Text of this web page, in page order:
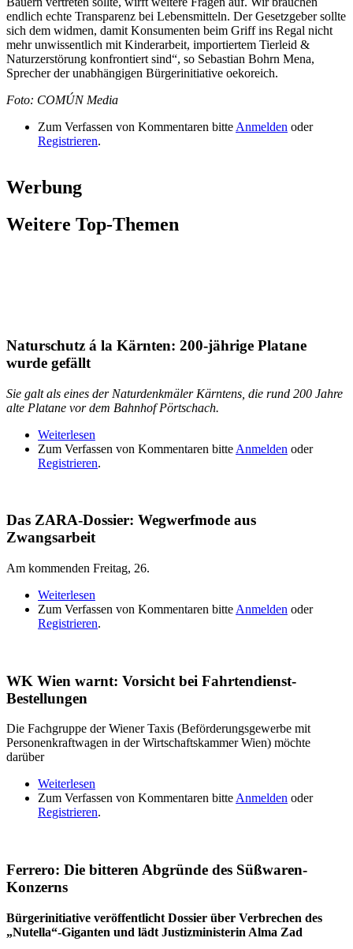
endlich echte Transparenz bei Lebensmitteln. Der Gesetzgeber sollte
sich dem widmen, damit Konsumenten beim Griff ins Regal nicht
mehr unwissentlich mit Kinderarbeit, importiertem Tierleid &
Naturzerstörung konfrontiert sind“, so Sebastian Bohrn Mena,
Sprecher der unabhängigen Bürgerinitiative oekoreich.
Foto: COMÚN Media
Zum Verfassen von Kommentaren bitte Anmelden oder
Registrieren.
Werbung
Weitere Top-Themen
Naturschutz á la Kärnten: 200-jährige Platane
wurde gefällt
Sie galt als eines der Naturdenkmäler Kärntens, die rund 200 Jahre
alte Platane vor dem Bahnhof Pörtschach.
Weiterlesen
wurde gefällt
Zum Verfassen von Kommentaren bitte Anmelden oder
Registrieren.
Das ZARA-Dossier: Wegwerfmode aus
Zwangsarbeit
Am kommenden Freitag, 26.
Weiterlesen
Zwangsarbeit
Zum Verfassen von Kommentaren bitte Anmelden oder
Registrieren.
WK Wien warnt: Vorsicht bei Fahrtendienst-
Bestellungen
Die Fachgruppe der Wiener Taxis (Beförderungsgewerbe mit
Personenkraftwagen in der Wirtschaftskammer Wien) möchte
darüber
Weiterlesen
Bestellungen
Zum Verfassen von Kommentaren bitte Anmelden oder
Registrieren.
Ferrero: Die bitteren Abgründe des Süßwaren-
Konzerns
Bürgerinitiative veröffentlicht Dossier über Verbrechen des
„Nutella“-Giganten und lädt Justizministerin Alma Zad